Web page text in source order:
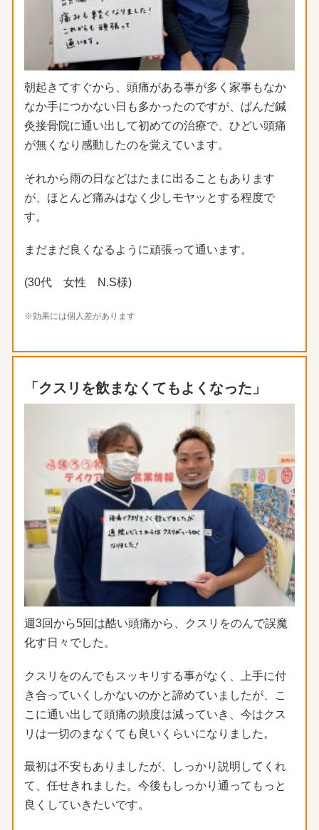
朝起きてすぐから、 頭痛がある事が多く家事もなか
なか手につかない日も多かったのですが、ぱんだ鍼
灸接骨院に通い出して初めての治療で、 ひどい頭痛
が無くなり感動したのを覚えています。
それから雨の日などはたまに出ることもあります
が、 ほとんど痛みはなく少しモヤッとする程度で
す。
まだまだ良くなるように頑張って通います。
(30代 女性 N.S様)
※効果には個人差があります
「クスリを飲まなくてもよくなった」
週3回から5回は酷い頭痛から、
クスリをのんで誤魔
化す日々でした。
クスリをのんでもスッキリする事がなく、
上手に付
き合っていくしかないのかと諦めていましたが、
こ
こに通い出して頭痛の頻度は減っていき、 今はクス
リは一切のまなくても良いくらいになりました。
最初は不安もありましたが、しっかり説明してくれ
て、 任せきれました。今後もしっかり通ってもっと
良くしていきたいです。